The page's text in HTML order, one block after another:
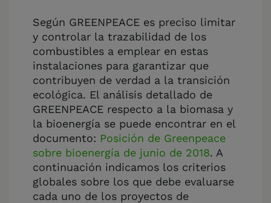
Según GREENPEACE es preciso limitar
y controlar la trazabilidad de los
combustibles a emplear en estas
instalaciones para garantizar que
contribuyen de verdad a la transición
ecológica. El análisis detallado de
GREENPEACE respecto a la biomasa y
la bioenergía se puede encontrar en el
documento: Posición de Greenpeace
sobre bioenergía de junio de 2018. A
continuación indicamos los criterios
globales sobre los que debe evaluarse
cada uno de los proyectos de